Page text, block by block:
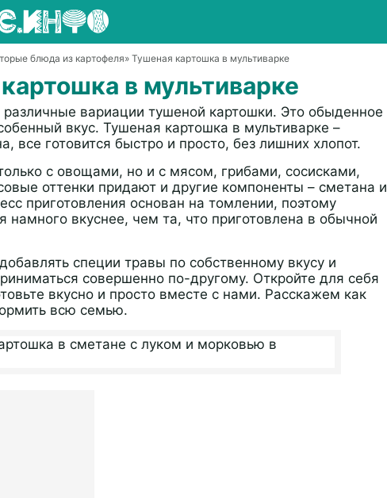
блюда из картофеля» Тушеная картошка в мультиварке
в мультиварке
вариации тушеной картошки. Это обыденное
вкус. Тушеная картошка в мультиварке –
все готовится быстро и просто, без лишних хлопот.
с овощами, но и с мясом, грибами, сосисками,
оттенки придают и другие компоненты – сметана и
приготовления основан на томлении, поэтому
намного вкуснее, чем та, что приготовлена в обычной
специи травы по собственному вкусу и
совершенно по-другому. Откройте для себя
вкусно и просто вместе с нами. Расскажем как
всю семью.